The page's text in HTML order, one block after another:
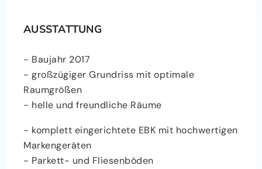
AUSSTATTUNG
- Baujahr 2017
- großzügiger Grundriss mit optimale
Raumgrößen
- helle und freundliche Räume
- komplett eingerichtete EBK mit hochwertigen
Markengeräten
- Parkett- und Fliesenböden